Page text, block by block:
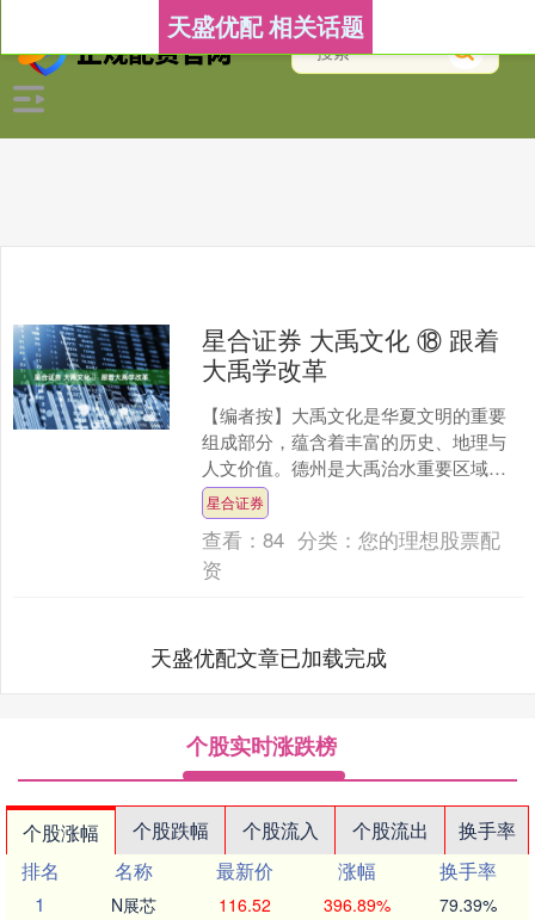
天盛优配 相关话题
星合证券 大禹文化 ⑱ 跟着
大禹学改革
【编者按】大禹文化是华夏文明的重要
组成部分，蕴含着丰富的历史、地理与
人文价值。德州是大禹治水重要区域，
禹城市因与大禹治水的历史渊源而得
名。为挖掘好、保护好优秀传....
星合证券
查看：84 分类：您的理想股票配
资
天盛优配文章已加载完成
个股实时涨跌榜
个股涨幅 个股跌幅 个股流入 个股流出
换手率
排名
名称 最新价 涨幅
换手率
1
N展芯 116.52 396.89% 79.39%